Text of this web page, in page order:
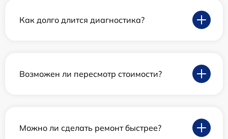
Как долго длится диагностика?
Возможен ли пересмотр стоимости?
Можно ли сделать ремонт быстрее?